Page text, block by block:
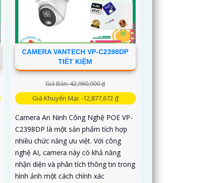
CAMERA VANTECH VP-C2398DP
TIẾT KIỆM
Giá Bán: 42,960,000 ₫
Giá Khuyến Mại: -12,877,672 ₫
Camera An Ninh Công Nghệ POE VP-
C2398DP là một sản phẩm tích hợp
nhiều chức năng ưu việt. Với công
nghệ AI, camera này có khả năng
nhận diện và phân tích thông tin trong
hình ảnh một cách chính xác